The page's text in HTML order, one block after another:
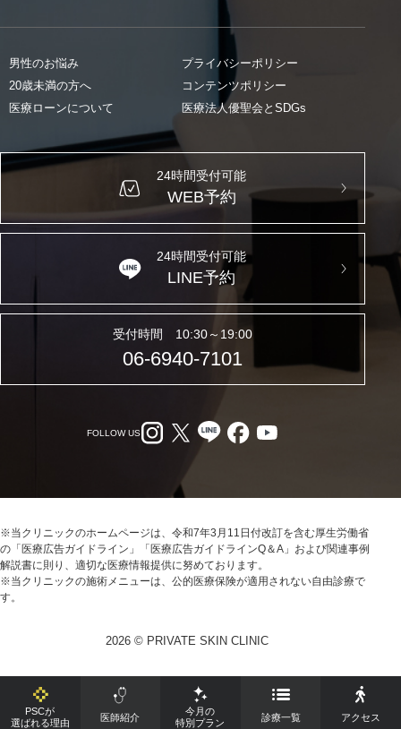
男性のお悩み
20歳未満の方へ
医療ローンについて
プライバシーポリシー
コンテンツポリシー
医療法人優聖会とSDGs
24時間受付可能
WEB予約
24時間受付可能
LINE予約
受付時間 10:30～19:00
06-6940-7101
FOLLOW US
※当クリニックのホームページは、令和7年3月11日付改訂を含む厚生労働省
の「医療広告ガイドライン」「医療広告ガイドラインQ＆A」および関連事例
解説書に則り、適切な医療情報提供に努めております。
※当クリニックの施術メニューは、公的医療保険が適用されない自由診療で
す。
2026 © PRIVATE SKIN CLINIC
PSCが
選ばれる理由
医師紹介
今月の
特別プラン
診療一覧 アクセス